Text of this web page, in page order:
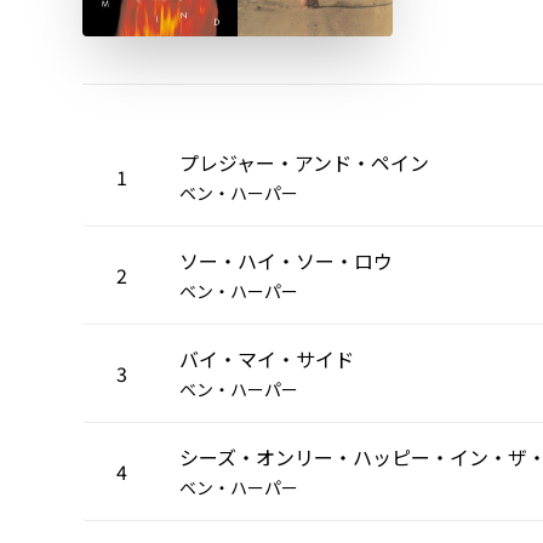
1 プレジャー・アンド・ペイン
ベン・ハーパー
2 ソー・ハイ・ソー・ロウ
ベン・ハーパー
3 バイ・マイ・サイド
ベン・ハーパー
4
ベン・ハーパー